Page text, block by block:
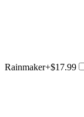
Rainmaker+$17.99